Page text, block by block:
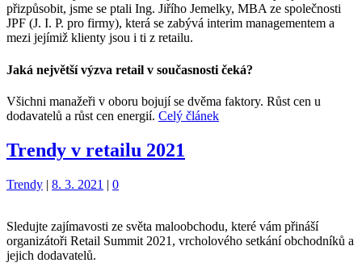
přizpůsobit, jsme se ptali Ing. Jiřího Jemelky, MBA ze společnosti
JPF (J. I. P. pro firmy), která se zabývá interim managementem a
mezi jejímiž klienty jsou i ti z retailu.
Jaká největší výzva retail v současnosti čeká?
Všichni manažeři v oboru bojují se dvěma faktory. Růst cen u
dodavatelů a růst cen energií. Celý článek
Trendy v retailu 2021
Kategorie:
Trendy | 8. 3. 2021 | 0
Sledujte zajímavosti ze světa maloobchodu, které vám přináší
organizátoři Retail Summit 2021, vrcholového setkání obchodníků a
jejich dodavatelů.